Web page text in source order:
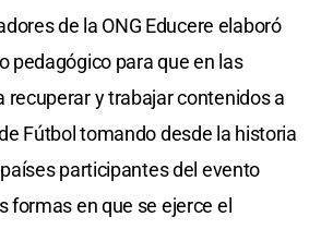
de la ONG Educere elaboró
pedagógico para que en las
recuperar y trabajar contenidos a
Fútbol tomando desde la historia
participantes del evento
formas en que se ejerce el